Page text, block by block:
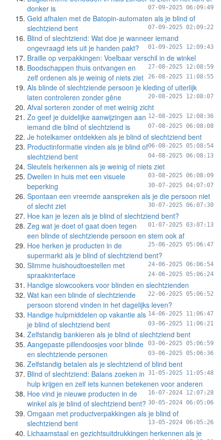
donker is
07-09-2025 06:09:49
Geld afhalen met de Batopin-automaten als je blind of
slechtziend bent
07-09-2025 02:09:22
Blind of slechtziend: Wat doe je wanneer iemand
ongevraagd iets uit je handen pakt?
01-09-2025 12:09:43
Braille op verpakkingen: Voelbaar verschil in de winkel
27-08-2025 12:08:59
Boodschappen thuis ontvangen en
zelf ordenen als je weinig of niets ziet
26-08-2025 11:08:55
Als blinde of slechtziende persoon je kleding of uiterlijk
laten controleren zonder gêne
20-08-2025 12:08:07
Afval sorteren zonder of met weinig zicht
12-08-2025 12:08:36
Zo geef je duidelijke aanwijzingen aan
iemand die blind of slechtziend is
07-08-2025 06:08:08
Je hotelkamer ontdekken als je blind of slechtziend bent
06-08-2025 05:08:54
Productinformatie vinden als je blind of
slechtziend bent
04-08-2025 06:08:13
Sleutels herkennen als je weinig of niets ziet
03-08-2025 06:08:09
Dweilen in huis met een visuele
beperking
30-07-2025 04:07:07
Spontaan een vreemde aanspreken als je die persoon niet
of slecht ziet
30-07-2025 06:07:30
Hoe kan je lezen als je blind of slechtziend bent?
01-07-2025 03:07:13
Zeg wat je doet of gaat doen tegen
een blinde of slechtziende persoon en stem ook af
25-06-2025 05:06:47
Hoe herken je producten in de
supermarkt als je blind of slechtziend bent?
24-06-2025 06:06:54
Slimme huishoudtoestellen met
spraakinterface
24-06-2025 05:06:24
Handige slowcookers voor blinden en slechtzienden
22-06-2025 05:06:52
Wat kan een blinde of slechtziende
persoon storend vinden in het dagelijks leven?
14-06-2025 11:06:47
Handige hulpmiddelen op vakantie als
je blind of slechtziend bent
03-06-2025 11:06:21
Zelfstandig bankieren als je blind of slechtziend bent
03-06-2025 05:06:59
Aangepaste pillendoosjes voor blinde
en slechtziende personen
03-06-2025 05:06:36
Zelfstandig betalen als je slechtziend of blind bent
31-05-2025 11:05:48
Blind of slechtziend: Balans zoeken in
hulp krijgen en zelf iets kunnen betekenen voor anderen
16-07-2024 12:07:28
Hoe vind je nieuwe producten in de
winkel als je blind of slechtziend bent? 30-05-2024 06:05:06
Omgaan met productverpakkingen als je blind of
slechtziend bent
13-05-2024 06:05:26
Lichaamstaal en gezichtsuitdrukkingen herkennen als je